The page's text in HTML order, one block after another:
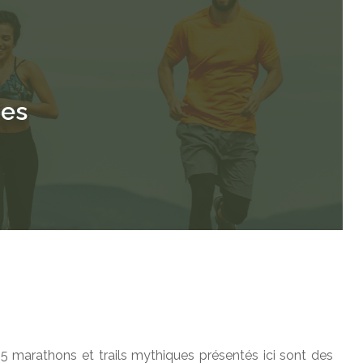
marathons et trails mythiques présentés ici sont des